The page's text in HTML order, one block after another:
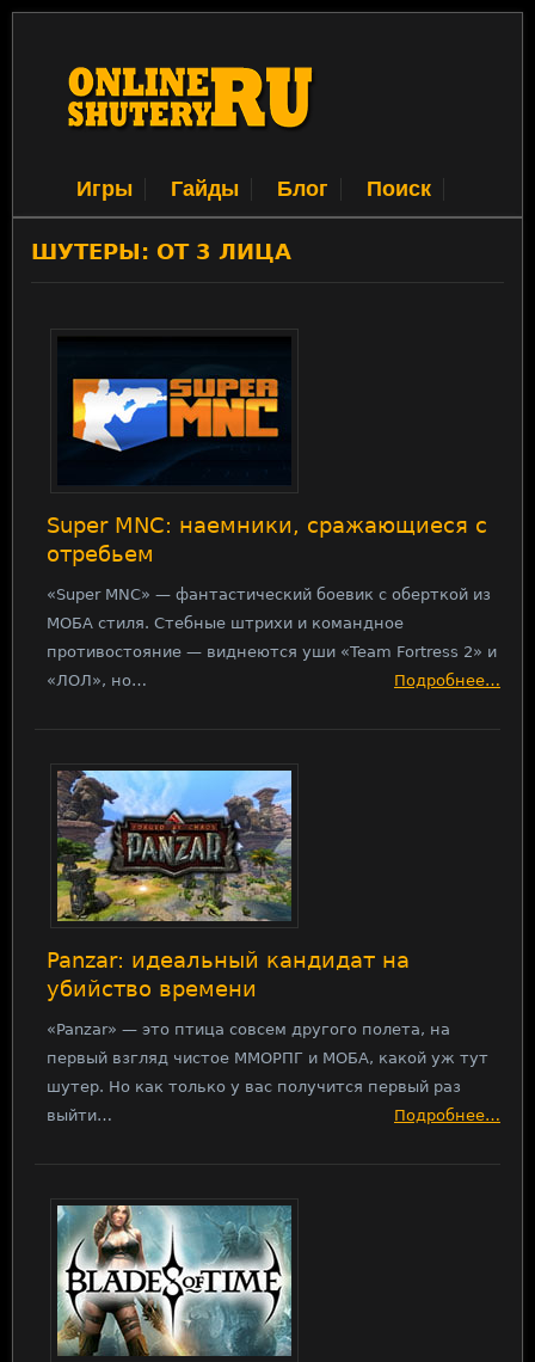
Игры Гайды Блог Поиск
ШУТЕРЫ: ОТ 3 ЛИЦА
Super MNC: наемники, сражающиеся с
отребьем
«Super MNC» — фантастический боевик с оберткой из
МОБА стиля. Стебные штрихи и командное
противостояние — виднеются уши «Team Fortress 2» и
«ЛОЛ», но…
Подробнее…
Panzar: идеальный кандидат на
убийство времени
«Panzar» — это птица совсем другого полета, на
первый взгляд чистое ММОРПГ и МОБА, какой уж тут
шутер. Но как только у вас получится первый раз
выйти…
Подробнее…